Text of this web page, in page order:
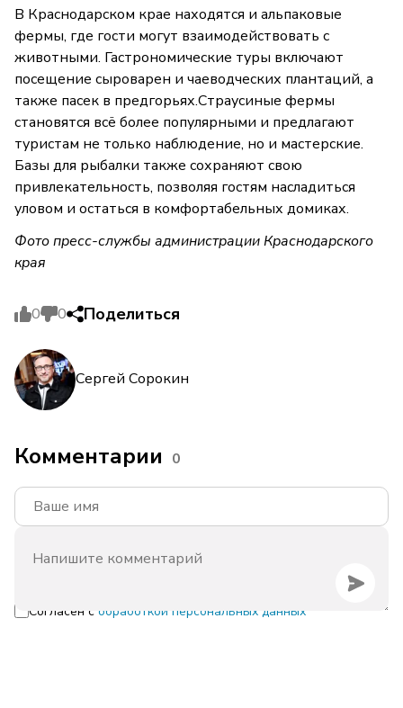
В Краснодарском крае находятся и альпаковые
фермы, где гости могут взаимодействовать с
животными. Гастрономические туры включают
посещение сыроварен и чаеводческих плантаций, а
также пасек в предгорьях.Страусиные фермы
становятся всё более популярными и предлагают
туристам не только наблюдение, но и мастерские.
Базы для рыбалки также сохраняют свою
привлекательность, позволяя гостям насладиться
уловом и остаться в комфортабельных домиках.
Фото пресс-службы администрации Краснодарского
края
0 0 Поделиться
Сергей Сорокин
Комментарии 0
Согласен с обработкой персональных данных